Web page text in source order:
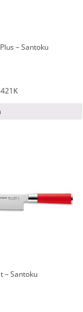
– Santoku
– Santoku